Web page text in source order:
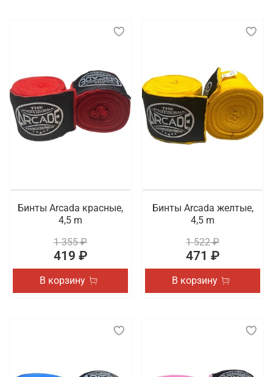
Бинты Arcada красные,
4,5 m
1 355 ₽
419 ₽
В корзину
Бинты Arcada желтые,
4,5 m
1 522 ₽
471 ₽
В корзину